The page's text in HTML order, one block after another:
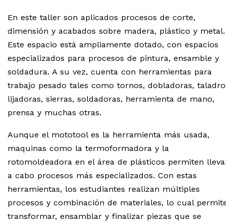
En este taller son aplicados procesos de corte,
dimensión y acabados sobre madera, plástico y metal.
Este espacio está ampliamente dotado, con espacios
especializados para procesos de pintura, ensamble y
soldadura. A su vez, cuenta con herramientas para
trabajo pesado tales como tornos, dobladoras,
lijadoras, sierras, soldadoras, herramienta de mano,
prensa y muchas otras.
Aunque el mototool es la herramienta más usada,
maquinas como la termoformadora y la
rotomoldeadora en el área de plásticos permiten
a cabo procesos más especializados. Con estas
herramientas, los estudiantes realizan múltiples
procesos y combinación de materiales, lo cual
transformar, ensamblar y finalizar piezas que se